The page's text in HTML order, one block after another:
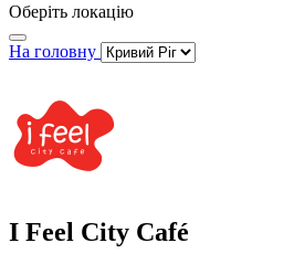
Оберіть локацію
На головну
I Feel City Café